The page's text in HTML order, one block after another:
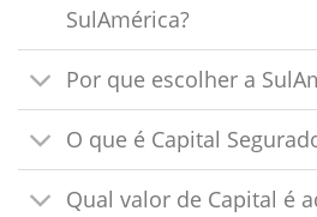
SulAmérica?
Por que escolher a
O que é Capital
Qual valor de Capital é